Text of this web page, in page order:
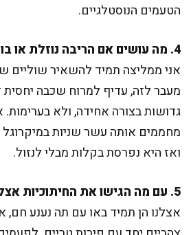
הטעמים הנוסטלגיים.
4. מה עושים אם הריבה נוזלת או בורחת באפייה?
אני ממליצה תמיד להשאיר שוליים
גדושות בצורה אחידה, ולא
מחממים אותה עשר שניות
ואז היא נפרסת בקלות מבלי לנזול.
5. עם מה הגישו את החיתוכיות אצלכם בבית?
אצלנו הן תמיד באו עם תה נענע